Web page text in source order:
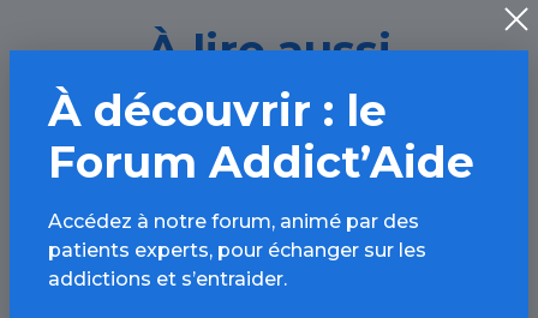
À lire aussi
Toutes les addictions / Article
À découvrir : le
Forum Addict’Aide
Accédez à notre forum, animé par des
patients experts, pour échanger sur les
addictions et s’entraider.